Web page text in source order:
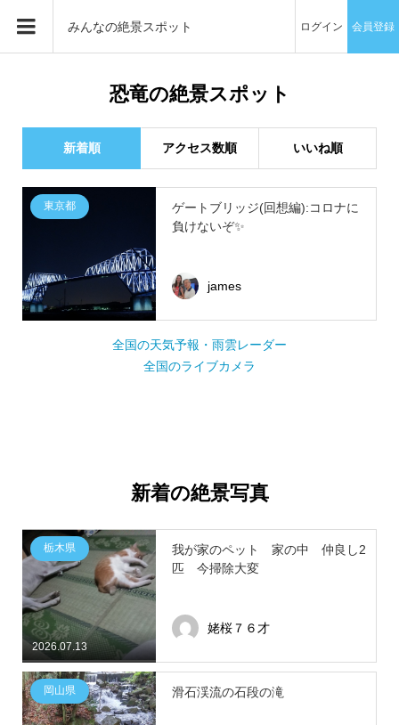
みんなの絶景スポット ログイン 会員登録
恐竜の絶景スポット
新着順 アクセス数順 いいね順
東京都
ゲートブリッジ(回想編):コロナに
負けないぞ✨
james
全国の天気予報・雨雲レーダー
全国のライブカメラ
新着の絶景写真
2026.07.13
栃木県
我が家のペット 家の中 仲良し2
匹 今掃除大変
姥桜７６才
岡山県 滑石渓流の石段の滝